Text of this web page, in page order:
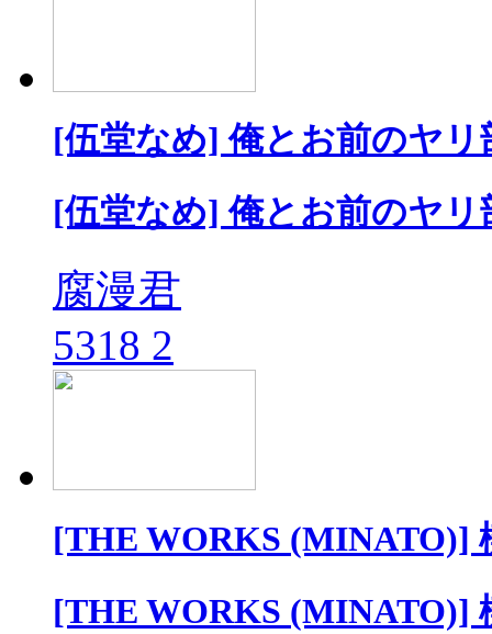
[伍堂なめ] 俺とお前のヤリ
[伍堂なめ] 俺とお前のヤリ
腐漫君
5318 2
[THE WORKS (MINATO)]
[THE WORKS (MINATO)]